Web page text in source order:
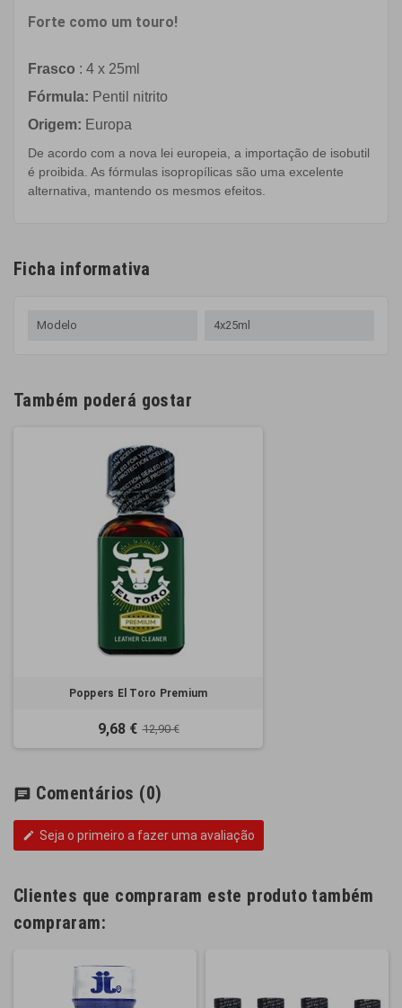
Forte como um touro!
Frasco : 4 x 25ml
Fórmula: Pentil nitrito
Origem: Europa
De acordo com a nova lei europeia, a importação de isobutil
é proibida. As fórmulas isopropílicas são uma excelente
alternativa, mantendo os mesmos efeitos.
Ficha informativa
Modelo 4x25ml
Também poderá gostar
Poppers El Toro Premium
9,68 € 12,90 €
chat Comentários (0)
edit Seja o primeiro a fazer uma avaliação
Clientes que compraram este produto também
compraram: